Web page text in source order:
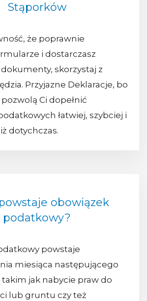
Stąporków
że poprawnie
i dostarczasz
skorzystaj z
Przyjazne Deklaracje, bo
Ci dopełnić
łatwiej, szybciej i
dotychczas.
obowiązek
podatkowy?
powstaje
miesiąca następującego
jak nabycie praw do
lub gruntu czy też